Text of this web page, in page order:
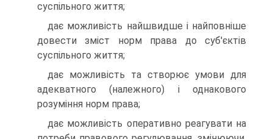
суспільного життя;
дає можливість найшвидше і найповніше
довести зміст норм права до суб'єктів
суспільного життя;
дає можливість та створює умови для
адекватного (належного) і однакового
розуміння норм права;
дає можливість оперативно реагувати на